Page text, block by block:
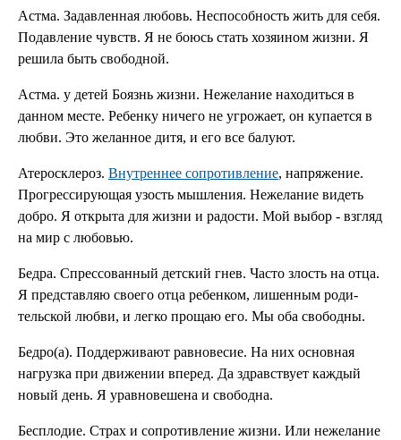
Астма. Задавленная любовь. Неспо­собность жить для себя.
По­давление чувств. Я не боюсь стать хозяином жизни. Я
решила быть сво­бодной.
Астма. у детей Боязнь жизни. Нежелание находиться в
данном месте. Ребенку ничего не угрожает, он купается в
любви. Это же­ланное дитя, и его все балуют.
Атеросклероз. Внутреннее сопротивление, напряжение.
Прогрессирую­щая узость мышления. Неже­лание видеть
добро. Я открыта для жизни и ра­дости. Мой выбор - взгляд
на мир с любовью.
Бедра. Спрессованный детский гнев. Часто злость на отца.
Я представляю своего отца ребенком, лишенным роди­
тельской любви, и легко про­щаю его. Мы оба свободны.
Бедро(а). Поддерживают равновесие. На них основная
нагрузка при движении вперед. Да здравствует каждый
но­вый день. Я уравновешена и свободна.
Бесплодие. Страх и сопротивление жиз­ни. Или нежелание